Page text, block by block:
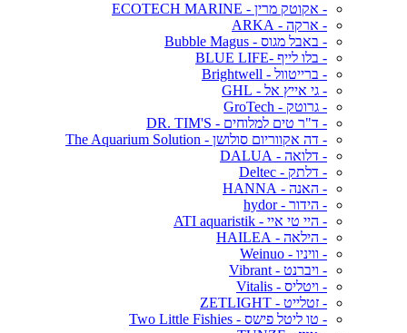
- אקוטק מרין - ECOTECH MARINE
- ארקה - ARKA
- באבל מגוס - Bubble Magus
- בלו לייף -BLUE LIFE
- ברייטוול - Brightwell
- גי אייץ אל - GHL
- גרוטק - GroTech
- ד"ר טים למלוחים - DR. TIM'S
- דה אקווריום סולושן - The Aquarium Solution
- דלואה - DALUA
- דלתק - Deltec
- האנה - HANNA
- הידור - hydor
- היי טי איי - ATI aquaristik
- הילאה - HAILEA
- וויניו - Weinuo
- ויברנט - Vibrant
- ויטליס - Vitalis
- זטלייט - ZETLIGHT
- טו ליטל פישס - Two Little Fishies